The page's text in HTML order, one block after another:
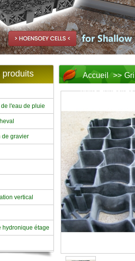
produits
l'eau de pluie
de gravier
vertical
hydronique étage
Accueil >>
ports équestres